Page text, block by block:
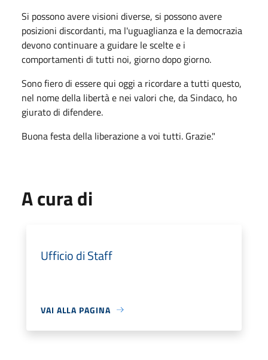
Si possono avere visioni diverse, si possono avere
posizioni discordanti, ma l'uguaglianza e la democrazia
devono continuare a guidare le scelte e i
comportamenti di tutti noi, giorno dopo giorno.
Sono fiero di essere qui oggi a ricordare a tutti questo,
nel nome della libertà e nei valori che, da Sindaco, ho
giurato di difendere.
Buona festa della liberazione a voi tutti. Grazie."
A cura di
Ufficio di Staff
VAI ALLA PAGINA